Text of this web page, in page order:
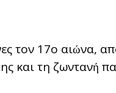
τον 17ο αιώνα,
και τη ζωντανή